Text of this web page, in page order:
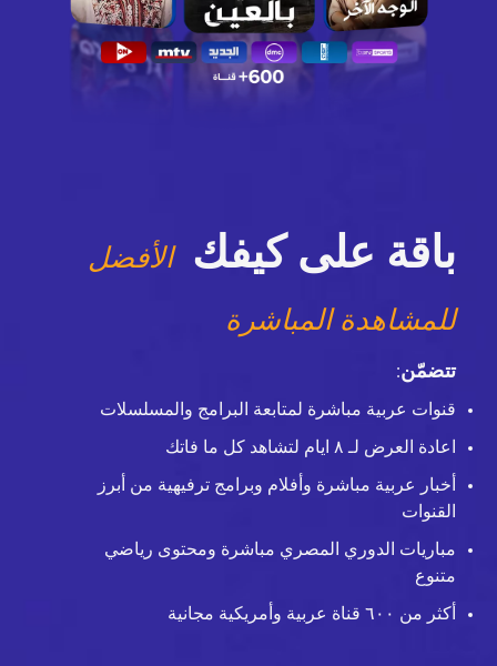
باقة على كيفك الأفضل
للمشاهدة المباشرة
تتضمّن:
قنوات عربية مباشرة لمتابعة البرامج والمسلسلات
اعادة العرض لـ ٨ ايام لتشاهد كل ما فاتك
أخبار عربية مباشرة وأفلام وبرامج ترفيهية من أبرز
القنوات
مباريات الدوري المصري مباشرة ومحتوى رياضي
متنوع
أكثر من ٦٠٠ قناة عربية وأمريكية مجانية